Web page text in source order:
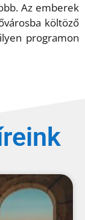
Az emberek
költöző
programon